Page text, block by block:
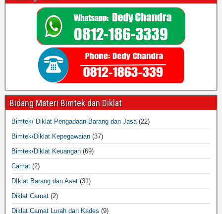
Bidang Materi Bimtek dan Diklat
Bimtek/ Diklat Pengadaan Barang dan Jasa (22)
Bimtek/Diklat Kepegawaian (37)
Bimtek/Diklat Keuangan (69)
Camat (2)
DIklat Barang dan Aset (31)
Diklat Camat (2)
Diklat Camat Lurah dan Kades (9)